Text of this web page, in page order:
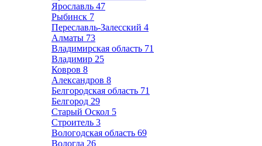
Ярославль 47
Рыбинск 7
Переславль-Залесский 4
Алматы 73
Владимирская область 71
Владимир 25
Ковров 8
Александров 8
Белгородская область 71
Белгород 29
Старый Оскол 5
Строитель 3
Вологодская область 69
Вологда 26